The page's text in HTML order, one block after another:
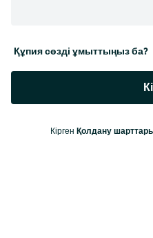
Құпия сөзді ұмыттыңыз ба?
Кірген Қолдану